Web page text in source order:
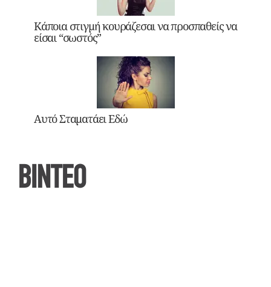
Κάποια στιγμή κουράζεσαι να προσπαθείς να
είσαι “σωστός”
Αυτό Σταματάει Εδώ
ΒΙΝΤΕΟ